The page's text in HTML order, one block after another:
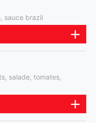
sauce brazil
salade, tomates,